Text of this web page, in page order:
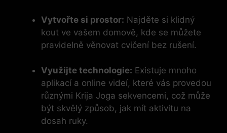
Vytvořte si prostor: Najděte si klidný
kout ve vašem domově, kde se můžete
pravidelně věnovat cvičení bez rušení.
Využijte technologie: Existuje mnoho
aplikací a online videí, které vás provedou
různými Krija Joga sekvencemi, což může
být skvělý způsob, jak mít aktivitu na
dosah ruky.